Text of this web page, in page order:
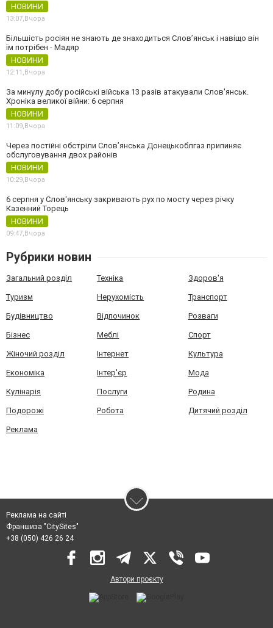
НОВИНИ
13:07,Вчора
Більшість росіян не знають де знаходиться Слов’янськ і навіщо він
їм потрібен - Мадяр
НОВИНИ
12:11,Вчора
За минулу добу російські війська 13 разів атакували Слов'янськ.
Хроніка великої війни: 6 серпня
НОВИНИ
11:09,Вчора
Через постійні обстріли Слов’янська Донецькоблгаз припиняє
обслуговування двох районів
НОВИНИ
10:29,Вчора
6 серпня у Слов'янську закривають рух по мосту через річку
Казенний Торець
НОВИНИ
09:47,Вчора
Рубрики новин
Загальний розділ Техніка Здоров'я
Туризм Нерухомість Транспорт
Будівництво Відпочинок Розваги
Бізнес Меблі Спорт
Жіночий розділ Інтернет Культура
Економіка Інтер'єр Мода
Кулінарія Послуги Родина
Подорожі Робота Дитячий розділ
Реклама
Реклама на сайті
Франшиза "CitySites"
+38 (050) 426 26 24
Автори проєкту